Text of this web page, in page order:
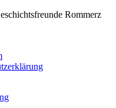
Rommerz